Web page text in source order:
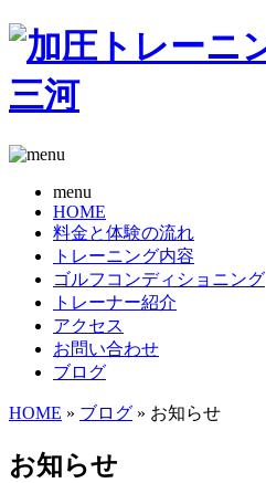
menu
HOME
料金と体験の流れ
トレーニング内容
ゴルフコンディショニング
トレーナー紹介
アクセス
お問い合わせ
ブログ
HOME » ブログ » お知らせ
お知らせ